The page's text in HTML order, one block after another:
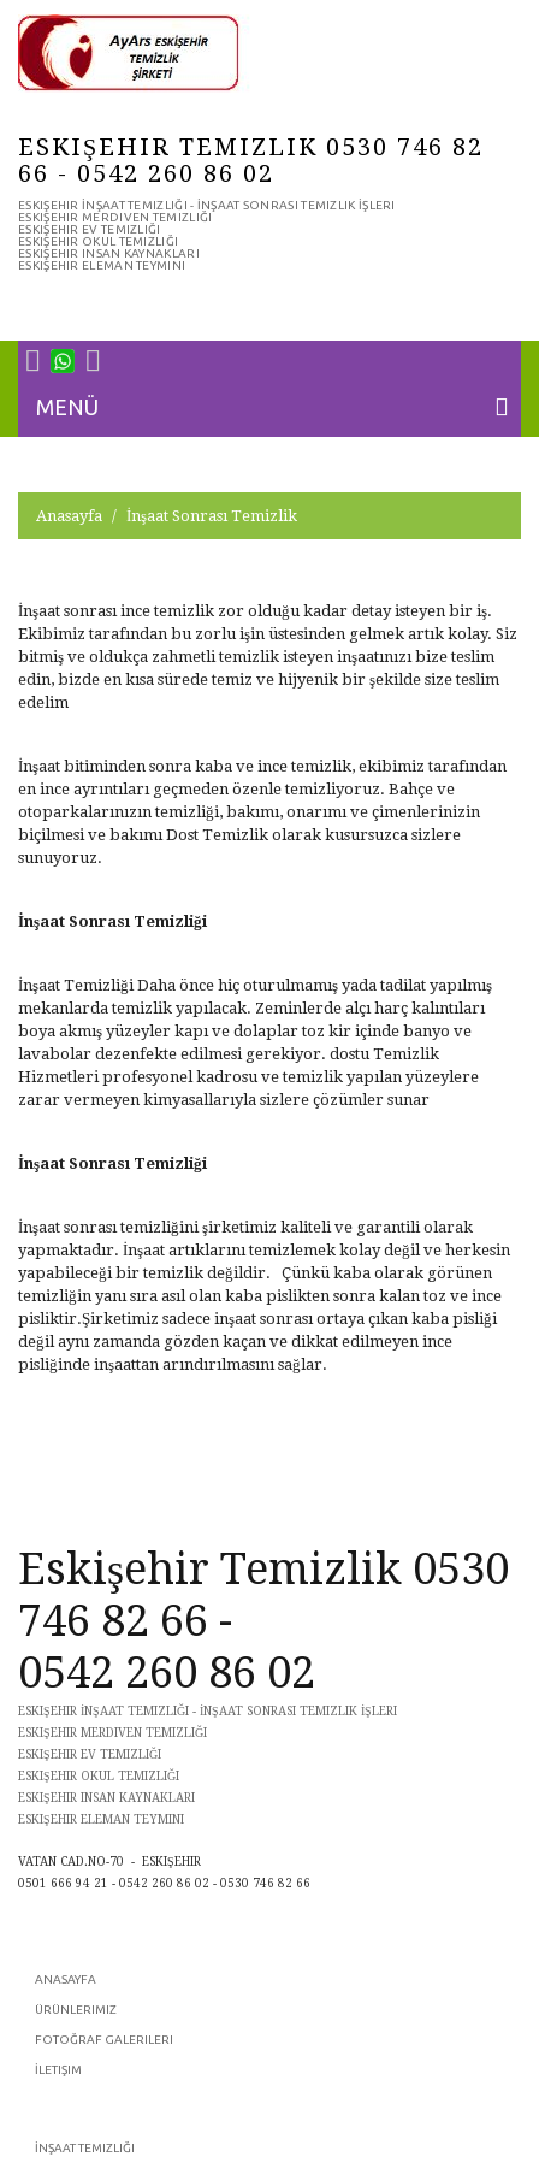
ESKIŞEHIR TEMIZLIK 0530 746 82
66 - 0542 260 86 02
ESKIŞEHIR İNŞAAT TEMIZLIĞI - İNŞAAT SONRASI TEMIZLIK İŞLERI
ESKIŞEHIR MERDIVEN TEMIZLIĞI
ESKIŞEHIR EV TEMIZLIĞI
ESKIŞEHIR OKUL TEMIZLIĞI
ESKIŞEHIR INSAN KAYNAKLARI
ESKIŞEHIR ELEMAN TEYMINI
MENÜ
Anasayfa İnşaat Sonrası Temizlik
İnşaat sonrası ince temizlik zor olduğu kadar detay isteyen bir iş.
Ekibimiz tarafından bu zorlu işin üstesinden gelmek artık kolay. Siz
bitmiş ve oldukça zahmetli temizlik isteyen inşaatınızı bize teslim
edin, bizde en kısa sürede temiz ve hijyenik bir şekilde size teslim
edelim
İnşaat bitiminden sonra kaba ve ince temizlik, ekibimiz tarafından
en ince ayrıntıları geçmeden özenle temizliyoruz. Bahçe ve
otoparkalarınızın temizliği, bakımı, onarımı ve çimenlerinizin
biçilmesi ve bakımı Dost Temizlik olarak kusursuzca sizlere
sunuyoruz.
İnşaat Sonrası Temizliği
İnşaat Temizliği Daha önce hiç oturulmamış yada tadilat yapılmış
mekanlarda temizlik yapılacak. Zeminlerde alçı harç kalıntıları
boya akmış yüzeyler kapı ve dolaplar toz kir içinde banyo ve
lavabolar dezenfekte edilmesi gerekiyor. dostu Temizlik
Hizmetleri profesyonel kadrosu ve temizlik yapılan yüzeylere
zarar vermeyen kimyasallarıyla sizlere çözümler sunar
İnşaat Sonrası Temizliği
İnşaat sonrası temizliğini şirketimiz kaliteli ve garantili olarak
yapmaktadır. İnşaat artıklarını temizlemek kolay değil ve herkesin
yapabileceği bir temizlik değildir. Çünkü kaba olarak görünen
temizliğin yanı sıra asıl olan kaba pislikten sonra kalan toz ve ince
pisliktir.Şirketimiz sadece inşaat sonrası ortaya çıkan kaba pisliği
değil aynı zamanda gözden kaçan ve dikkat edilmeyen ince
pisliğinde inşaattan arındırılmasını sağlar.
Eskişehir Temizlik 0530
746 82 66 -
0542 260 86 02
ESKIŞEHIR İNŞAAT TEMIZLIĞI - İNŞAAT SONRASI TEMIZLIK İŞLERI
ESKIŞEHIR MERDIVEN TEMIZLIĞI
ESKIŞEHIR EV TEMIZLIĞI
ESKIŞEHIR OKUL TEMIZLIĞI
ESKIŞEHIR INSAN KAYNAKLARI
ESKIŞEHIR ELEMAN TEYMINI
VATAN CAD.NO-70 - ESKIŞEHIR
0501 666 94 21 - 0542 260 86 02 - 0530 746 82 66
ANASAYFA
ÜRÜNLERIMIZ
FOTOĞRAF GALERILERI
İLETIŞIM
İNŞAAT TEMIZLIĞI